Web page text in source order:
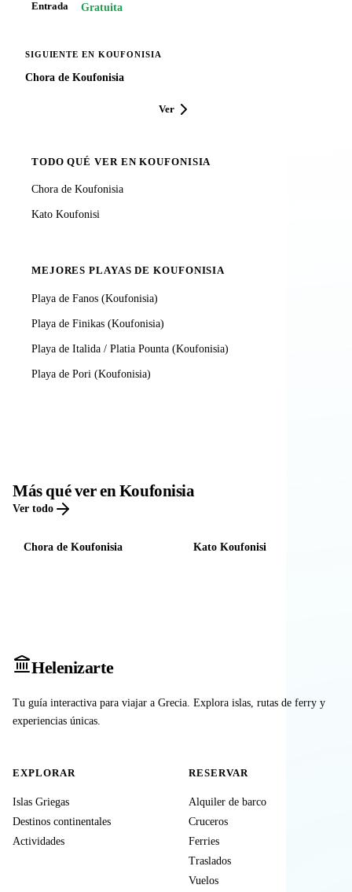
Entrada Gratuita
SIGUIENTE EN KOUFONISIA
Chora de Koufonisia
Ver
TODO QUÉ VER EN KOUFONISIA
Chora de Koufonisia
Kato Koufonisi
MEJORES PLAYAS DE KOUFONISIA
Playa de Fanos (Koufonisia)
Playa de Finikas (Koufonisia)
Playa de Italida / Platia Pounta (Koufonisia)
Playa de Pori (Koufonisia)
Más qué ver en Koufonisia
Ver todo
Chora de Koufonisia Kato Koufonisi
Helenizarte
Tu guía interactiva para viajar a Grecia. Explora islas, rutas de ferry y
experiencias únicas.
EXPLORAR
Islas Griegas
Destinos continentales
Actividades
RESERVAR
Alquiler de barco
Cruceros
Ferries
Traslados
Vuelos